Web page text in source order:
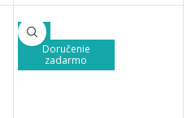
-8%
Doručenie
zadarmo